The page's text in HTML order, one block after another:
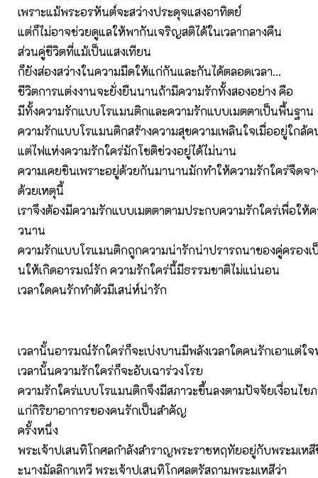
เพราะแม้พระอรหันต์จะสว่างประดุจแสงอาทิตย์
แต่ก็ไม่อาจช่วยดูแลให้พากันเจริญสติได้ในเวลากลางคืน
ส่วนคู่ชีวิตที่แม้เป็นแสงเทียน
ก็ยังส่องสว่างในความมืดให้แก่กันและกันได้ตลอดเวลา...
ชีวิตการแต่งงานจะยั่งยืนนานถ้ามีความรักทั้งสองอย่าง คือ
มีทั้งความรักแบบโรแมนติกและความรักแบบเมตตาเป็นพื้นฐาน
ความรักแบบโรแมนติกสร้างความสุขความเพลินใจเมื่ออยู่ใกล้ค
แต่ไฟแห่งความรักใคร่มักโชติช่วงอยู่ได้ไม่นาน
ความเคยชินเพราะอยู่ด้วยกันมานานมักทำให้ความรักใคร่จืดจา
ด้วยเหตุนี้
เราจึงต้องมีความรักแบบเมตตาตามประกบความรักใคร่เพื่อให้
วนาน
ความรักแบบโรแมนติกถูกความน่ารักน่าปรารถนาของคู่ครองเ
นให้เกิดอารมณ์รัก ความรักใคร่นี้มีธรรมชาติไม่แน่นอน
เวลาใดคนรักทำตัวมีเสน่ห์น่ารัก
เวลานั้นอารมณ์รักใคร่ก็จะเบ่งบานมีพลังเวลาใดคนรักเอาแต่ใ
เวลานั้นความรักใคร่ก็จะอับเฉาร่วงโรย
ความรักใคร่แบบโรแมนติกจึงมีสภาวะขึ้นลงตามปัจจัยเงื่อนไข
แก่กิริยาอาการของคนรักเป็นสำคัญ
ครั้งหนึ่ง
พระเจ้าปเสนทิโกศลกำลังสำราญพระราชหฤทัยอยู่กับพระมเห
ะนางมัลลิกาเทวี พระเจ้าปเสนทิโกศลตรัสถามพระมเหสีว่า